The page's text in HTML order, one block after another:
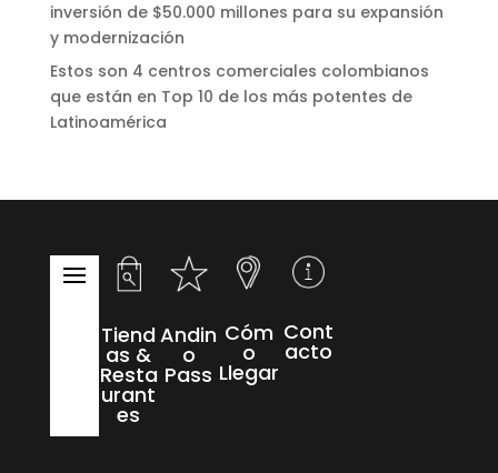
inversión de $50.000 millones para su expansión
y modernización
Estos son 4 centros comerciales colombianos
que están en Top 10 de los más potentes de
Latinoamérica
Tiend
as &
Resta
urant
es
Andin
o
Pass
Cóm
o
Llegar
Cont
acto